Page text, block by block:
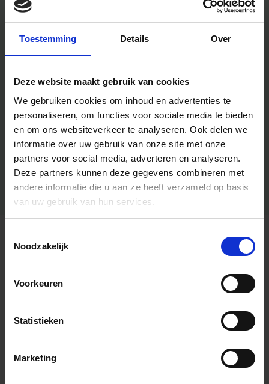
Toestemming Details Over
Deze website maakt gebruik van cookies
We gebruiken cookies om inhoud en advertenties te
personaliseren, om functies voor sociale media te bieden
en om ons websiteverkeer te analyseren. Ook delen we
informatie over uw gebruik van onze site met onze
partners voor social media, adverteren en analyseren.
Deze partners kunnen deze gegevens combineren met
andere informatie die u aan ze heeft verzameld op basis
van uw gebruik van hun services.
Noodzakelijk
Voorkeuren
Statistieken
Marketing
Algemene informatie